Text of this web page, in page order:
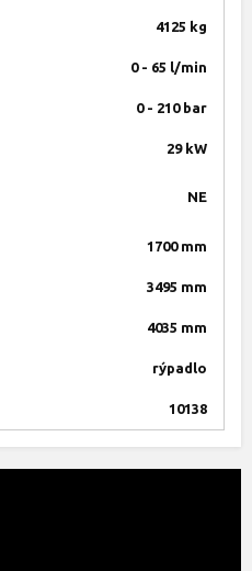
4125 kg
0 - 65 l/min
0 - 210 bar
29 kW
NE
1700 mm
3495 mm
4035 mm
rýpadlo
10138